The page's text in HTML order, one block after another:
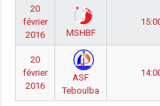
20
février
2016
MSHBF
20
février
2016
ASF
Teboulba